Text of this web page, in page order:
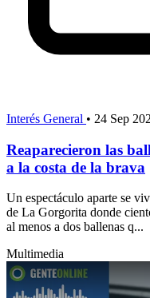
Interés General • 24 Sep
Reaparecieron las
a la costa de la brava
Un espectáculo aparte se
de La Gorgorita donde
al menos a dos ballenas q...
Multimedia